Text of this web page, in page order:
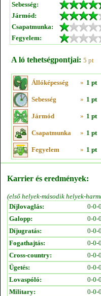
Sebesség:
Jármód:
Csapatmunka:
Fegyelem:
A ló tehetségpontjai: 5 pt
Állóképesség » 1 pt
Sebesség » 1 pt
Jármód » 1 pt
Csapatmunka » 1 pt
Fegyelem » 1 pt
Karrier és eredmények:
(első helyek-második helyek-
Díjlovaglás:
0-0-
Galopp:
0-0-
Díjugratás:
0-0-
Fogathajtás:
0-0-
Cross-country:
0-0-
Ügetés:
0-0-
Lovaspóló:
0-0-
Military:
0-0-